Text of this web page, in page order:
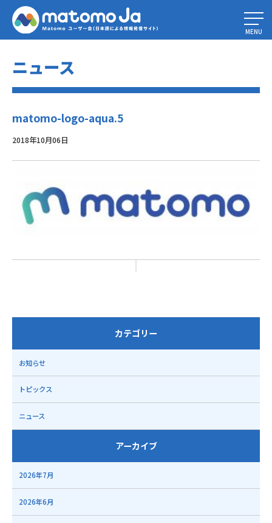
Home» お好きなロゴを選んでください
MENU
ニュース
matomo-logo-aqua.5
2018年10月06日
カテゴリー
お知らせ
トピックス
ニュース
アーカイブ
2026年7月
2026年6月